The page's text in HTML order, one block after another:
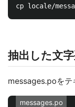
抽出した文
messages.poをテ
messages.po